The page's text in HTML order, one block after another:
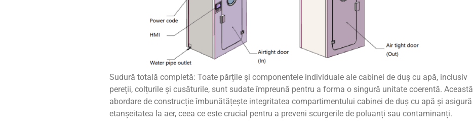
Sudură totală completă: Toate părțile și componentele individuale ale cabinei de duș cu apă, inclusiv
pereții, colțurile și cusăturile, sunt sudate împreună pentru a forma o singură unitate coerentă. Această
abordare de construcție îmbunătățește integritatea compartimentului cabinei de duș cu apă și asigură
etanșeitatea la aer, ceea ce este crucial pentru a preveni scurgerile de poluanți sau contaminanți.